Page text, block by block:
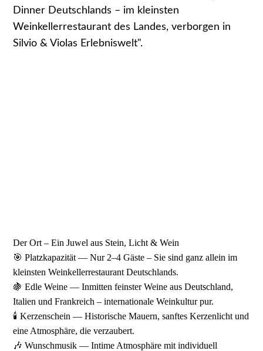
Dinner Deutschlands – im kleinsten
Weinkellerrestaurant des Landes, verborgen in
Silvio & Violas Erlebniswelt".
Der Ort – Ein Juwel aus Stein, Licht & Wein
🎯 Platzkapazität — Nur 2–4 Gäste – Sie sind ganz allein im
kleinsten Weinkellerrestaurant Deutschlands.
🍇 Edle Weine — Inmitten feinster Weine aus Deutschland,
Italien und Frankreich – internationale Weinkultur pur.
🕯️ Kerzenschein — Historische Mauern, sanftes Kerzenlicht und
eine Atmosphäre, die verzaubert.
🎶 Wunschmusik — Intime Atmosphäre mit individuell